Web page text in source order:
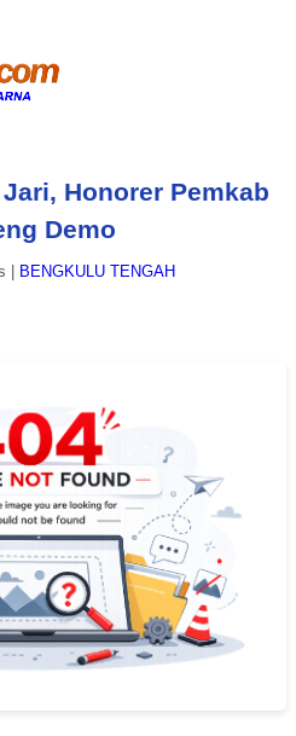
Honorer Pemkab
Demo
BENGKULU TENGAH